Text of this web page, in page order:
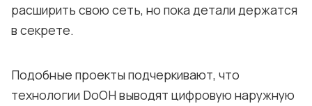
расширить свою сеть, но пока детали держатся
в секрете.
Подобные проекты подчеркивают, что
технологии DoOH выводят цифровую наружную